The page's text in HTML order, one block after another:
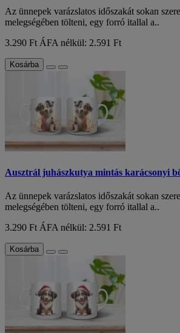
Az ünnepek varázslatos időszakát sokan
melegségében tölteni, egy forró itallal a..
3.290 Ft ÁFA nélkül: 2.591 Ft
Kosárba
Ausztrál juhászkutya mintás karácsonyi
Az ünnepek varázslatos időszakát sokan
melegségében tölteni, egy forró itallal a..
3.290 Ft ÁFA nélkül: 2.591 Ft
Kosárba